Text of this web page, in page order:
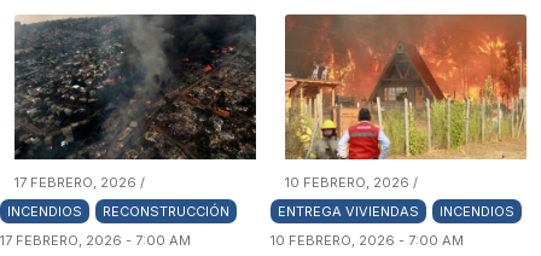
17 FEBRERO, 2026 /
INCENDIOS
RECONSTRUCCIÓN
17 FEBRERO, 2026 - 7:00 AM
10 FEBRERO, 2026 /
ENTREGA VIVIENDAS
INCENDIOS
10 FEBRERO, 2026 - 7:00 AM